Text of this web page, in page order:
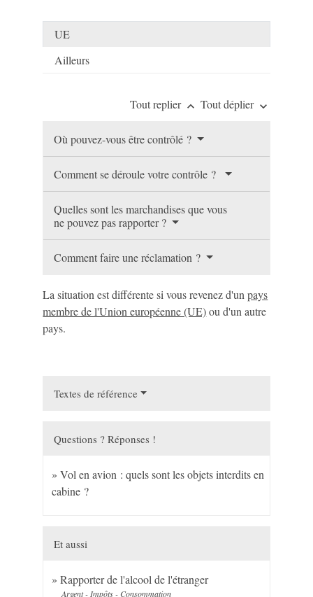
UE
Ailleurs
Tout replier keyboard_arrow_up Tout déplier keyboard_arrow_down
Où pouvez-vous être contrôlé ?
Comment se déroule votre contrôle ?
Quelles sont les marchandises que vous
ne pouvez pas rapporter ?
Comment faire une réclamation ?
La situation est différente si vous revenez d'unpays
membre de l'Union européenne (UE)ou d'un autre
pays.
Textes de référence
Questions ? Réponses !
Vol en avion : quels sont les objets interdits en
cabine ?
Et aussi
Rapporter de l'alcool de l'étranger
Argent - Impôts - Consommation